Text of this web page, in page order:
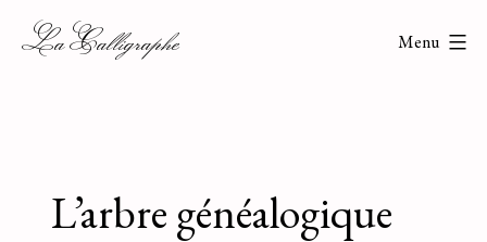
Aller
La Calligraphe Menu
L’arbre généalogique